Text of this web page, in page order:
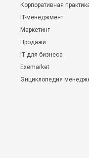
Корпоративная
IT-менеджмент
Маркетинг
Продажи
IT для бизнеса
Exemarket
Энциклопедия